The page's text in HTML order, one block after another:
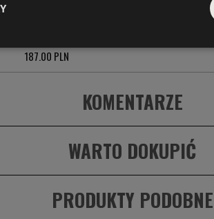
187.00 PLN
KOMENTARZE
WARTO DOKUPIĆ
PRODUKTY PODOBNE